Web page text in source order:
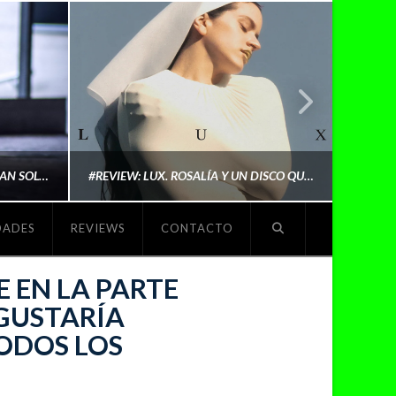
LYKI: “NO QUIERO QUE ME DEFINAN SOLO POR SER REIVINDICATIVA. QUIERO QUE ME ESCUCHEN PORQUE DISFRUTO HACIENDO MI MÚSICA” #REVIEW: LUX. ROSALÍA Y UN DISCO QUE REDEFINE LO QUE SIGNIFICA SER ARTISTA
REVIEWS CONTACTO
EN LA PARTE
LOS